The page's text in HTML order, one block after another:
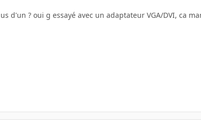
d'un ? oui g essayé avec un adaptateur VGA/DVI, ca